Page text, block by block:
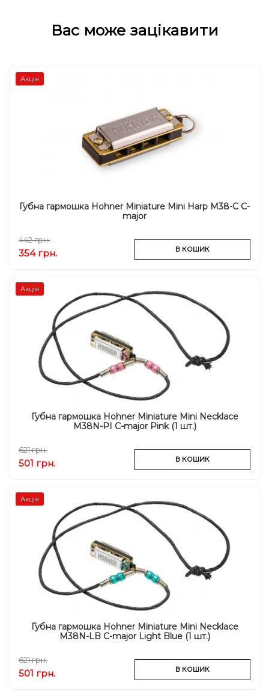
Вас може зацікавити
Акція
Губна гармошка Hohner Miniature Mini Harp M38-C C-
major
442 грн.
354 грн. В КОШИК
Акція
Губна гармошка Hohner Miniature Mini Necklace
M38N-PI C-major Pink (1 шт.)
621 грн.
501 грн. В КОШИК
Акція
Губна гармошка Hohner Miniature Mini Necklace
M38N-LB C-major Light Blue (1 шт.)
621 грн.
501 грн. В КОШИК